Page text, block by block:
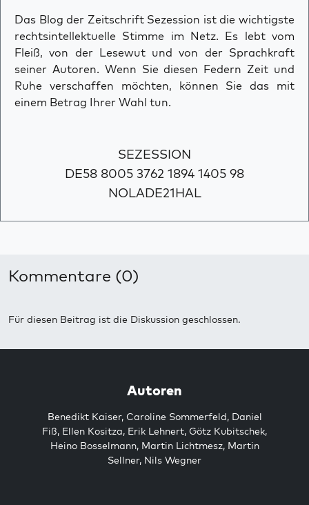
Das Blog der Zeitschrift Sezession ist die wichtigste
rechtsintellektuelle Stimme im Netz. Es lebt vom
Fleiß, von der Lesewut und von der Sprachkraft
seiner Autoren. Wenn Sie diesen Federn Zeit und
Ruhe verschaffen möchten, können Sie das mit
einem Betrag Ihrer Wahl tun.
SEZESSION
DE58 8005 3762 1894 1405 98
NOLADE21HAL
Kommentare (0)
Für diesen Beitrag ist die Diskussion geschlossen.
Autoren
Benedikt Kaiser, Caroline Sommerfeld, Daniel
Fiß, Ellen Kositza, Erik Lehnert, Götz Kubitschek,
Heino Bosselmann, Martin Lichtmesz, Martin
Sellner, Nils Wegner